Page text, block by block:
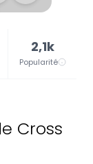
2,1k
Popularité
Cross